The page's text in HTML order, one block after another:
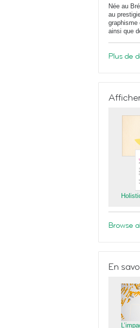
Née au
au
graphisme
ainsi que
Plus de
Browse
En